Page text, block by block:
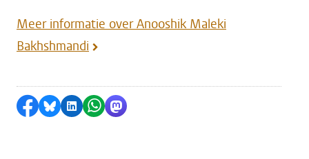
Meer informatie over Anooshik Maleki
Bakhshmandi
Delen op Facebook
Delen via Bluesky
Delen op LinkedIn
Delen via WhatsApp
Delen via Mastodon